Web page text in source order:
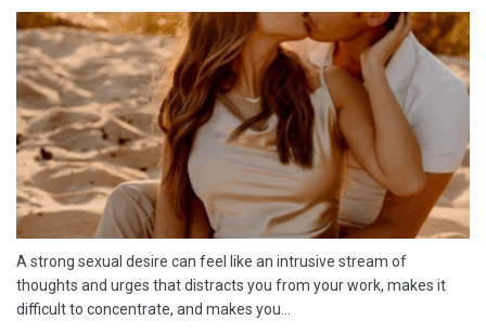
A strong sexual desire can feel like an intrusive stream of
thoughts and urges that distracts you from your work, makes it
difficult to concentrate, and makes you...